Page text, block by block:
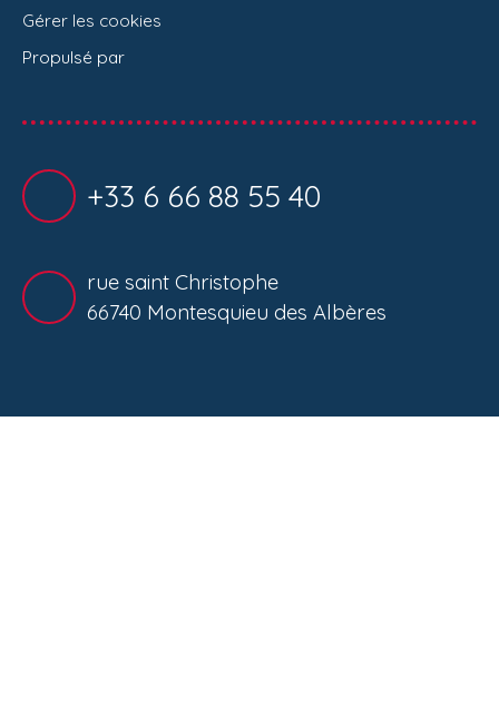
Gérer les cookies
Propulsé par
+33 6 66 88 55 40
rue saint Christophe
66740 Montesquieu des Albères